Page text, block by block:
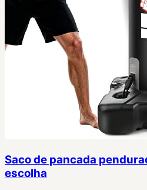
Saco de pancada
escolha